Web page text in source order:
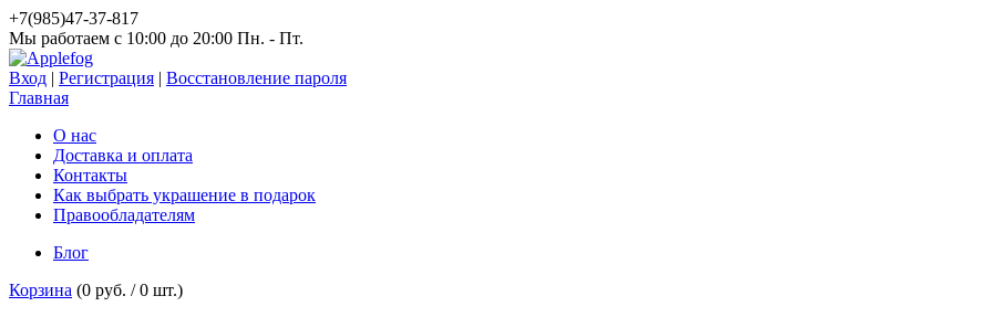
+7(985)47-37-817
Мы работаем c 10:00 до 20:00 Пн. - Пт.
Вход | Регистрация | Восстановление пароля
Главная
О нас
Доставка и оплата
Контакты
Как выбрать украшение в подарок
Правообладателям
Блог
Корзина (0 руб. /0 шт.)